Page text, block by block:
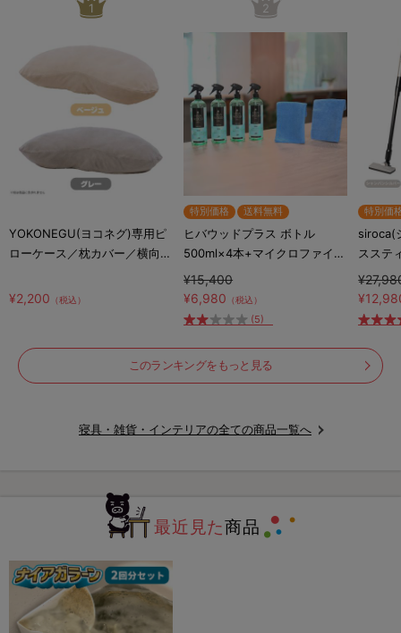
1
YOKONEGU(ヨコネグ)専用ピ
ローケース／枕カバー／横向き
¥2,200 （税込）
2
特別価格 送料無料
ヒバウッドプラス ボトル
500ml×4本+マイクロファイバ
ークロス×2枚／防虫スプレー
／防虫剤／害虫忌避剤
¥15,400
¥6,980 （税込）
(5)
特別価
siroca(
スステ
S281
このランキングをもっと見る
寝具・雑貨・インテリアの全ての商品一覧へ
最近見た商品